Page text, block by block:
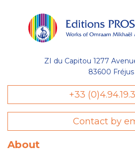
ZI du Capitou 1277
83600 Fréjus
+33
Contact by
About